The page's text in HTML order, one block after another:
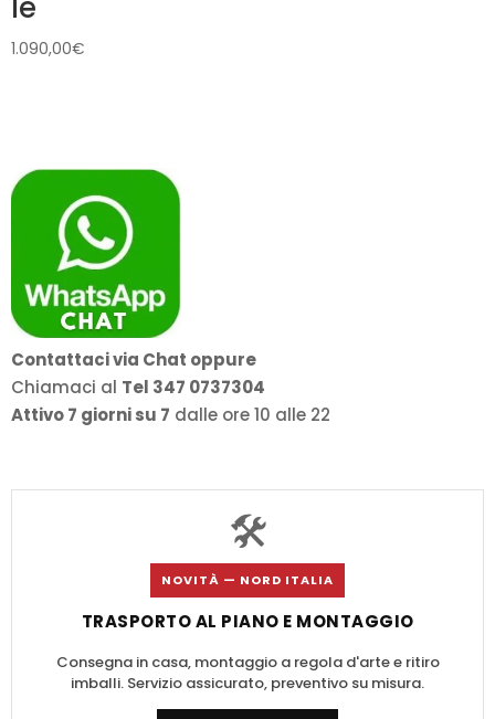
1.090,00€
Contattaci via Chat oppure
Chiamaci al Tel 347 0737304
Attivo 7 giorni su 7 dalle ore 10 alle 22
🛠️
NOVITÀ — NORD ITALIA
TRASPORTO AL PIANO E MONTAGGIO
Consegna in casa, montaggio a regola d'arte e ritiro
imballi. Servizio assicurato, preventivo su misura.